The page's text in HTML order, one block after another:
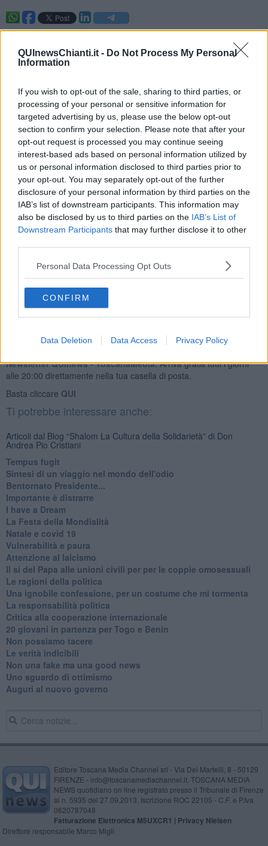
QUInewsChianti.it - Do Not Process My Personal
Information
If you wish to opt-out of the sale, sharing to third parties, or
processing of your personal or sensitive information for
targeted advertising by us, please use the below opt-out
section to confirm your selection. Please note that after your
opt-out request is processed you may continue seeing
interest-based ads based on personal information utilized by
us or personal information disclosed to third parties prior to
your opt-out. You may separately opt-out of the further
disclosure of your personal information by third parties on the
IAB’s list of downstream participants. This information may
also be disclosed by us to third parties on the IAB’s List of
Downstream Participants that may further disclose it to other
Personal Data Processing Opt Outs
CONFIRM
Data Deletion Data Access Privacy Policy
. —Shalom, nel pieno rispetto della democrazia, esprime il proprio
compiacimento per la saggezza del capo dello stato e offre la sua
fiducia al nuovo governo.
piano sociale per una tutela delle classi più povere, una volta
reperiti i fondi necessari, sono per noi condivisibili e auspicabili.
Contiamo anche su una politica che ponga al centro la persona
umana e la famiglia, con l'auspicio che si possa operare
seriamente per lo sviluppo dei popoli, la pace e la giustizia convinto
che solo così si possono frenare le migrazioni illegali.
Shalomcerca altresì alleati "politici" per far crescere la cultura della
laicità inclusiva rispettosa delle varie religioni e delle culture anche
negli ambiti pubblici e educativi, senza frapporre muri fra la
Don Andrea Pio Cristiani
Newsletter QUInews - ToscanaMedia.Arriva gratis tutti i giorni
alle 20:00 direttamente nella tua casella di posta.
Basta cliccare QUI
Ti potrebbe interessare anche:
Articoli dal Blog “Shalom La Cultura della Solidarietà” di Don
Andrea Pio Cristiani
​Tempus fugit
​Sintesi di un viaggio nel mondo dell'odio
Bentornato Presidente...
Importante è distrarre
​I have a Dream
La Festa della Mondialità
Natale e covid 19
Vulnerabilità e paura
Attenzione al laicismo
Il si del Papa alle unioni civili per per le coppie omosessuali
Le ragioni della politica
​Una ignobile confessione, per un costume che mi tormenta
La responsabilità politica
Critica alla cooperazione internazionale
20 giovani in partenza per Togo e Benin
​Non possiamo tacere
​Le verità indicibili
Non una fake ma una good news
Uno sguardo di ottimismo
Auguri al nuovo governo
Editore Toscana Media Channel srl - Via Dei Martelli, 8 - 50129
FIRENZE - info@toscanamediachannel.it. TOSCANA MEDIA
NEWS quotidiano on line registrato presso il Tribunale di Firenze
al n. 5935 del 27.09.2013. Iscrizione ROC 22105 - C.F. e P.Iva
0620787048
Fatturazione Elettronica M5UXCR1 | Privacy Nielsen
Direttore responsabile Marco Migli